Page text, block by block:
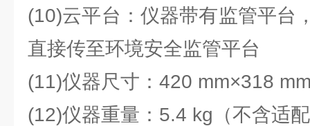
(10)云平台：仪器带有监管平台
直接传至环境安全监管平台
(11)仪器尺寸：420 mm×318
(12)仪器重量：5.4 kg（不含适